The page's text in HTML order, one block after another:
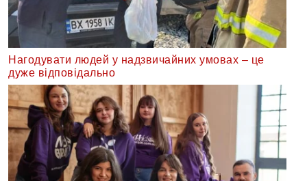
Нагодувати людей у надзвичайних умовах – це
дуже відповідально